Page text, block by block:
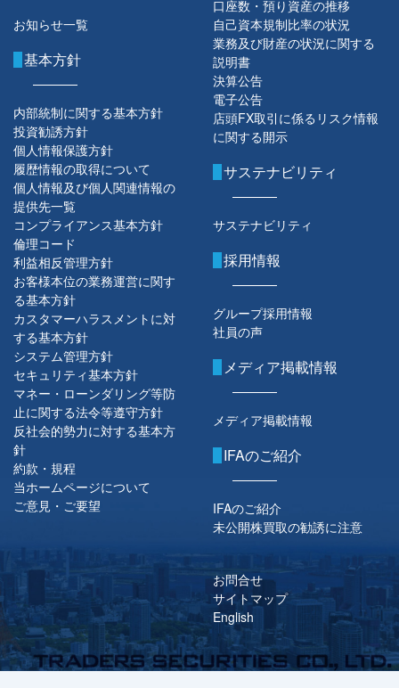
お知らせ一覧
口座数・預り資産の推移
自己資本規制比率の状況
業務及び財産の状況に関する
説明書
決算公告
電子公告
店頭FX取引に係るリスク情報
に関する開示
基本方針
内部統制に関する基本方針
投資勧誘方針
個人情報保護方針
履歴情報の取得について
個人情報及び個人関連情報の
提供先一覧
コンプライアンス基本方針
倫理コード
利益相反管理方針
お客様本位の業務運営に関す
る基本方針
カスタマーハラスメントに対
する基本方針
システム管理方針
セキュリティ基本方針
マネー・ローンダリング等防
止に関する法令等遵守方針
反社会的勢力に対する基本方
針
約款・規程
当ホームページについて
ご意見・ご要望
サステナビリティ
サステナビリティ
採用情報
グループ採用情報
社員の声
メディア掲載情報
メディア掲載情報
IFAのご紹介
IFAのご紹介
未公開株買取の勧誘に注意
お問合せ
サイトマップ
English